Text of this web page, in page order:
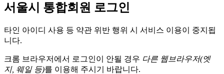
서울시 통합회원 로그인
타인 아이디 사용 등 약관 위반 행위 시 서비스 이용이 중지됩
니다.
크롬 브라우저에서 로그인이 안될 경우 다른 웹브라우저(엣
지, 웨일 등)를 이용해 주시기 바랍니다.